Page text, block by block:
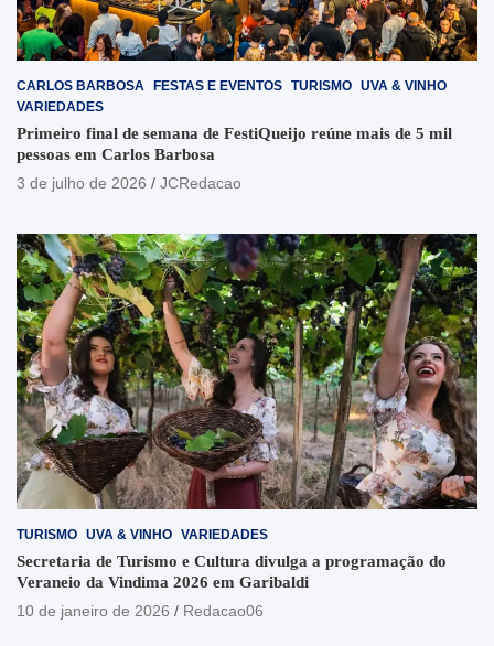
CARLOS BARBOSA FESTAS E EVENTOS TURISMO UVA & VINHO
VARIEDADES
Primeiro final de semana de FestiQueijo reúne mais de 5 mil
pessoas em Carlos Barbosa
3 de julho de 2026
JCRedacao
TURISMO UVA & VINHO VARIEDADES
Secretaria de Turismo e Cultura divulga a programação do
Veraneio da Vindima 2026 em Garibaldi
10 de janeiro de 2026
Redacao06